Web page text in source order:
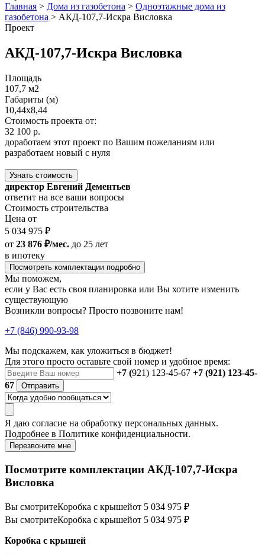
Главная > Дома из газобетона > Одноэтажные дома из
газобетона > АКД-107,7-Искра Висловка
Проект
АКД-107,7-Искра Висловка
Площадь
107,7 м2
Габариты (м)
10,44x8,44
Стоимость проекта от:
32 100 р.
доработаем этот проект по Вашим пожеланиям или
разработаем новый с нуля
Узнать стоимость
директор Евгений Дементьев
ответит на все ваши вопросы
Стоимость строительства
Цена от
5 034 975 ₽
от 23 876 ₽/мес. до 25 лет
в ипотеку
Посмотреть комплектации подробно
Мы поможем,
если у Вас есть своя планировка или Вы хотите изменить
существующую
Возникли вопросы? Просто позвоните нам!
+7 (846) 990-93-98
Мы подскажем, как уложиться в бюджет!
Для этого просто оставьте свой номер и удобное время:
+7 (921) 123-45-67 +7 (921) 123-45-
67
Отправить
Я даю согласие на обработку персональных данных.
Подробнее в Политике конфиденциальности.
Перезвоните мне
Посмотрите комплектации АКД-107,7-Искра
Висловка
Вы смотритеКоробка с крышейот 5 034 975 ₽
Вы смотритеКоробка с крышейот 5 034 975 ₽
Коробка с крышей